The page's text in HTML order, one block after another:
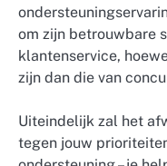
om zijn betrouwbare
klantenservice,
zijn dan die van
Uiteindelijk zal het
tegen jouw